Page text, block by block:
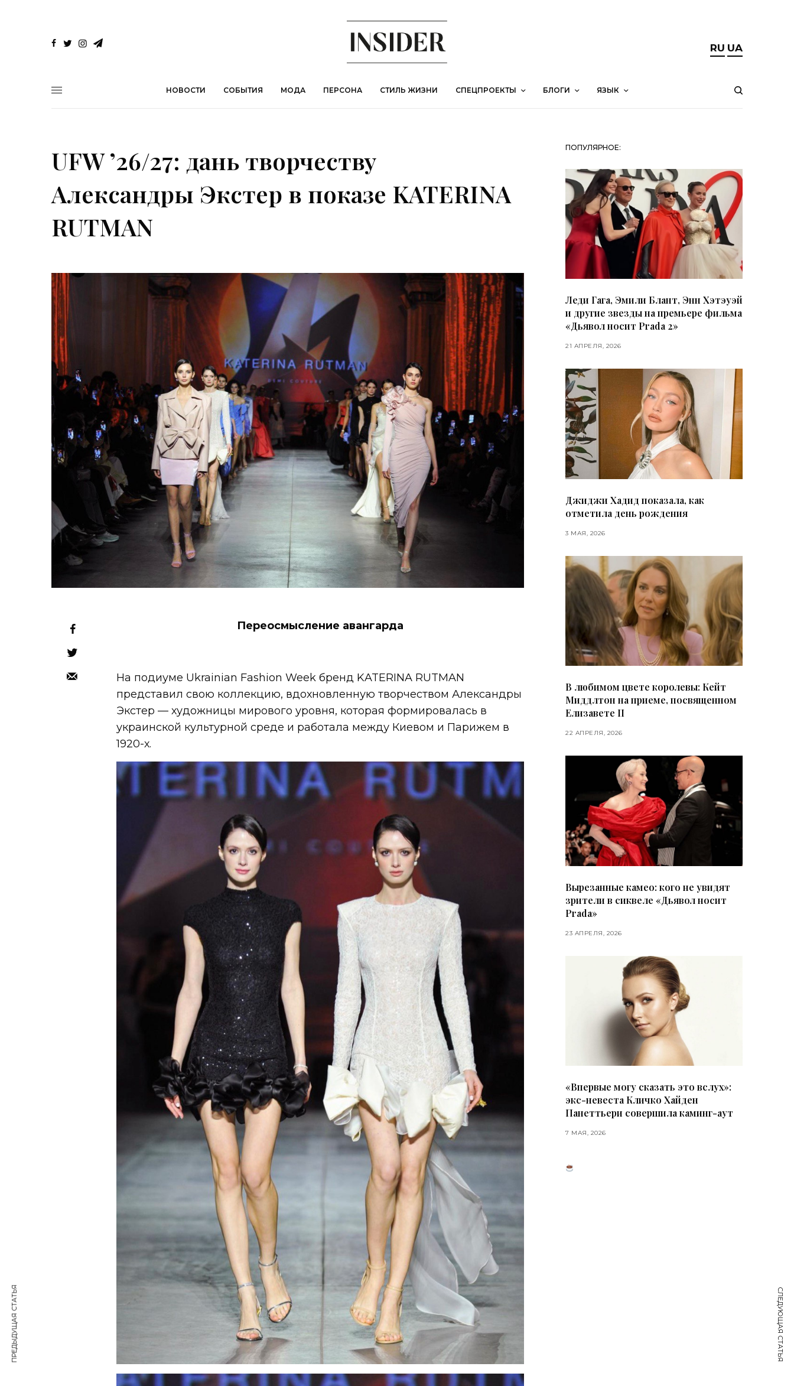
RU UA
НОВОСТИ СОБЫТИЯ МОДА ПЕРСОНА СТИЛЬ ЖИЗНИ СПЕЦПРОЕКТЫ БЛОГИ ЯЗЫК
UFW ’26/27: дань творчеству
Александры Экстер в показе KATERINA
RUTMAN
Переосмысление авангарда
На подиуме Ukrainian Fashion Week бренд KATERINA RUTMAN
представил свою коллекцию, вдохновленную творчеством Александры
Экстер — художницы мирового уровня, которая формировалась в
украинской культурной среде и работала между Киевом и Парижем в
1920-х.
ПОПУЛЯРНОЕ:
Леди Гага, Эмили Блант, Энн Хэтэуэй
и другие звезды на премьере фильма
«Дьявол носит Prada 2»
21 АПРЕЛЯ, 2026
Джиджи Хадид показала, как
отметила день рождения
3 МАЯ, 2026
В любимом цвете королевы: Кейт
Миддлтон на приеме, посвященном
Елизавете II
22 АПРЕЛЯ, 2026
Вырезанные камео: кого не увидят
зрители в сиквеле «Дьявол носит
Prada»
23 АПРЕЛЯ, 2026
«Впервые могу сказать это вслух»:
экс-невеста Кличко Хайден
Панеттьери совершила каминг-аут
7 МАЯ, 2026
ПРЕДЫДУЩАЯ СТАТЬЯ СЛЕДУЮЩАЯ СТАТЬЯ